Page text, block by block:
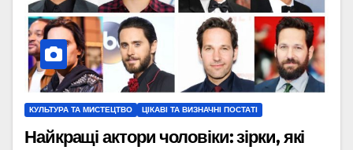
КУЛЬТУРА ТА МИСТЕЦТВО ЦІКАВІ ТА ВИЗНАЧНІ ПОСТАТІ
Найкращі актори чоловіки: зірки, які